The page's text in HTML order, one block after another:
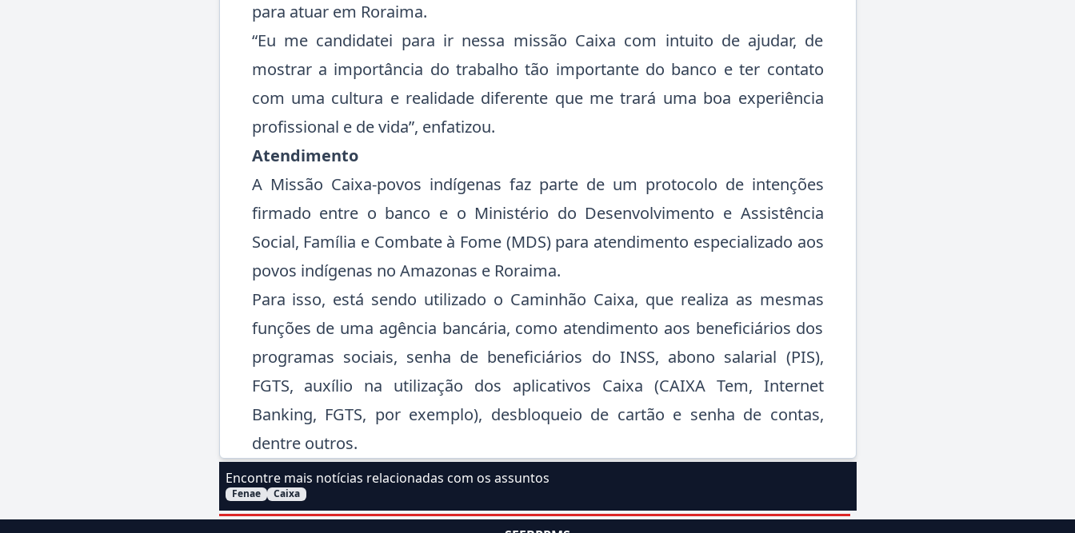
para atuar em Roraima.
“Eu me candidatei para ir nessa missão Caixa com intuito de ajudar, de
mostrar a importância do trabalho tão importante do banco e ter contato
com uma cultura e realidade diferente que me trará uma boa experiência
profissional e de vida”, enfatizou.
Atendimento
A Missão Caixa-povos indígenas faz parte de um protocolo de intenções
firmado entre o banco e o Ministério do Desenvolvimento e Assistência
Social, Família e Combate à Fome (MDS) para atendimento especializado aos
povos indígenas no Amazonas e Roraima.
Para isso, está sendo utilizado o Caminhão Caixa, que realiza as mesmas
funções de uma agência bancária, como atendimento aos beneficiários dos
programas sociais, senha de beneficiários do INSS, abono salarial (PIS),
FGTS, auxílio na utilização dos aplicativos Caixa (CAIXA Tem, Internet
Banking, FGTS, por exemplo), desbloqueio de cartão e senha de contas,
dentre outros.
Encontre mais notícias relacionadas com os assuntos
Filtrar Notícias pelo assunto:
Fenae Caixa